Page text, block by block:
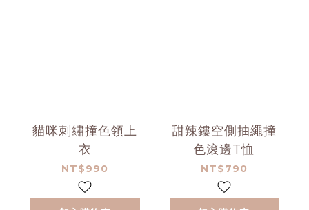
貓咪刺繡撞色領上
衣
NT$990
甜辣鏤空側抽繩撞
色滾邊T恤
NT$790